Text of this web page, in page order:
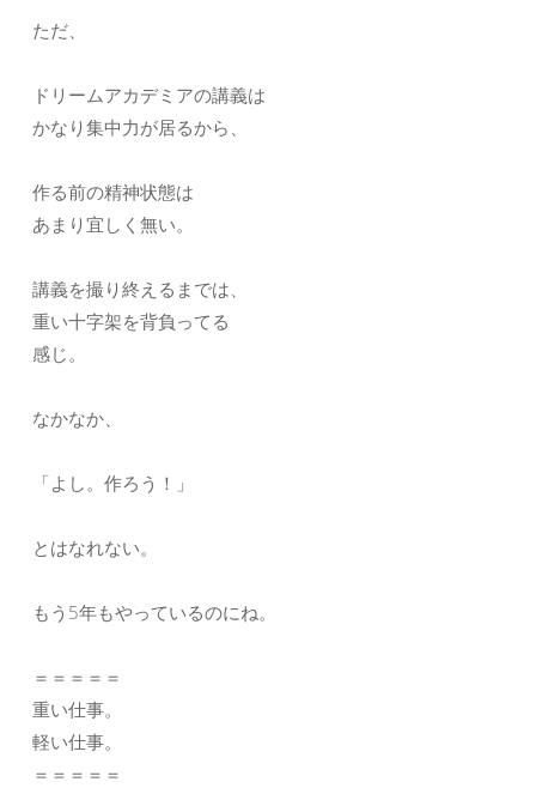
ただ、
ドリームアカデミアの講義は
かなり集中力が居るから、
作る前の精神状態は
あまり宜しく無い。
講義を撮り終えるまでは、
重い十字架を背負ってる
感じ。
なかなか、
「よし。作ろう！」
とはなれない。
もう5年もやっているのにね。
＝＝＝＝＝
重い仕事。
軽い仕事。
＝＝＝＝＝